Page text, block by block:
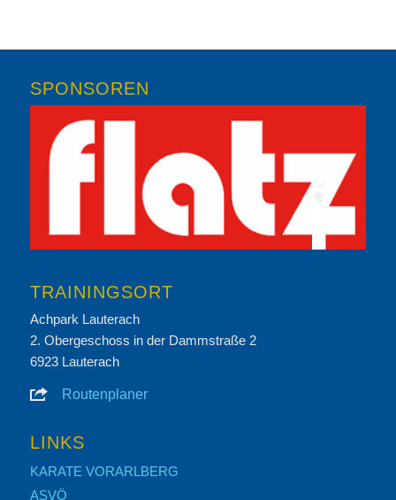
SPONSOREN
TRAININGSORT
Achpark Lauterach
2. Obergeschoss in der Dammstraße 2
6923 Lauterach
Routenplaner
LINKS
KARATE VORARLBERG
ASVÖ